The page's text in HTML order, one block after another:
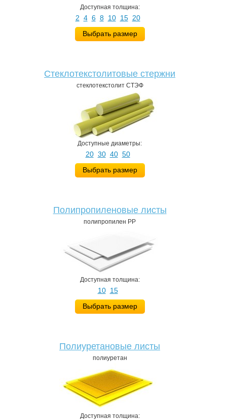
Доступная толщина:
2 4 6 8 10 15 20
Выбрать размер
Стеклотекстолитовые стержни
стеклотекстолит СТЭФ
Доступные диаметры:
20 30 40 50
Выбрать размер
Полипропиленовые листы
полипропилен PP
Доступная толщина:
10 15
Выбрать размер
Полиуретановые листы
полиуретан
Доступная толщина: